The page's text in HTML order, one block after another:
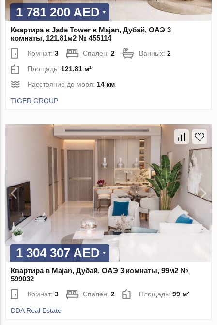
1 781 200 AED
Квартира в Jade Tower в Majan, Дубай, ОАЭ 3
комнаты, 121.81м2 № 455114
Комнат:3 Спален:2 Ванных:2
Площадь: 121.81 м²
Расстояние до моря: 14 км
TIGER GROUP
1 304 307 AED
Квартира в Majan, Дубай, ОАЭ 3 комнаты, 99м2 №
599032
Комнат:3 Спален:2 Площадь:99 м²
DDA Real Estate